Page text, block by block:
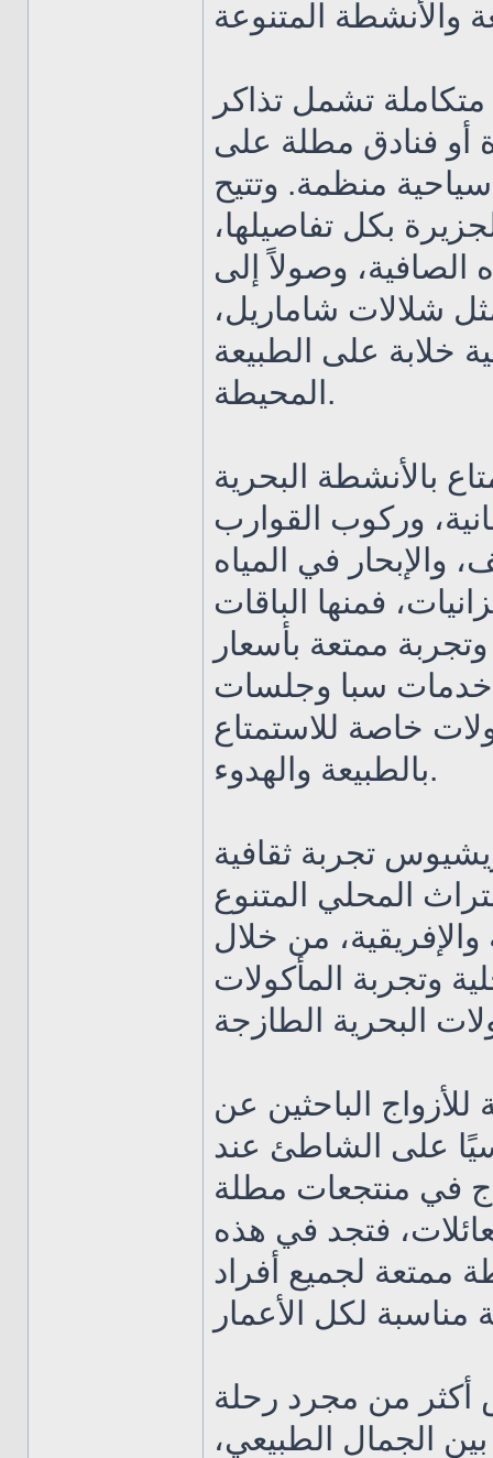
تشمل تذاكر
أو فنادق مطلة على
منظمة. وتتيح
بكل تفاصيلها،
الصافية، وصولاً إلى
شلالات شاماريل،
خلابة على الطبيعة
المحيطة.
بالأنشطة البحرية
وركوب القوارب
والإبحار في المياه
فمنها الباقات
ممتعة بأسعار
خدمات سبا وجلسات
خاصة للاستمتاع
بالطبيعة والهدوء.
تجربة ثقافية
المحلي المتنوع
والإفريقية، من خلال
وتجربة المأكولات
الباحثين عن
على الشاطئ عند
في منتجعات مطلة
فتجد في هذه
ممتعة لجميع أفراد
أكثر من مجرد رحلة
الجمال الطبيعي،